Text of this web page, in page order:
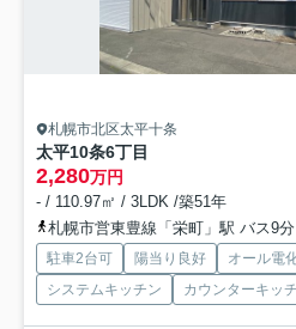
札幌市北区太平十条
太平10条6丁目
2,280万円
- / 110.97㎡ / 3LDK /築51年
札幌市営東豊線「栄町」駅 バス9分 北海道中央
駐車2台可 陽当り良好 オール電
システムキッチン
カウンターキッ